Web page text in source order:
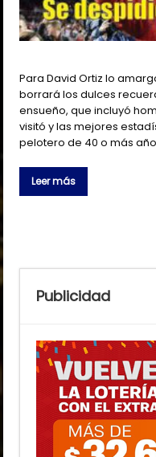
Para David Ortiz lo
borrará los dulces
ensueño, que incluyó
visitó y las mejores
pelotero de 40 o más
Leer más
Publicidad